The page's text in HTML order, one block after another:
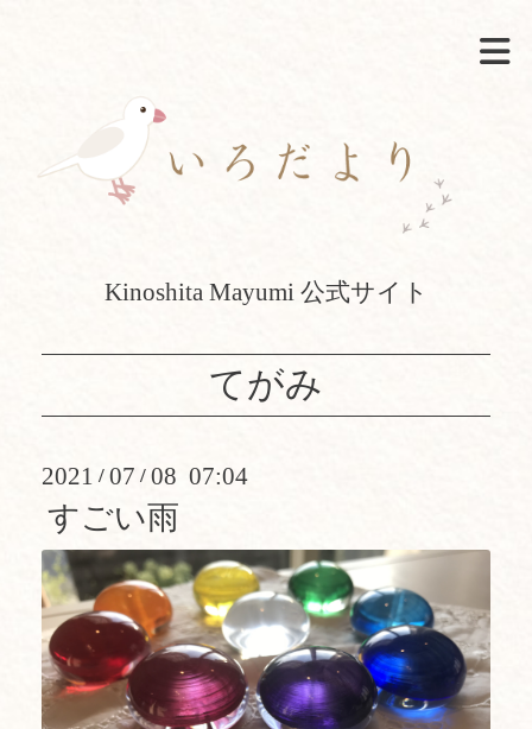
Kinoshita Mayumi 公式サイト
てがみ
2021 / 07 / 08 07:04
すごい雨